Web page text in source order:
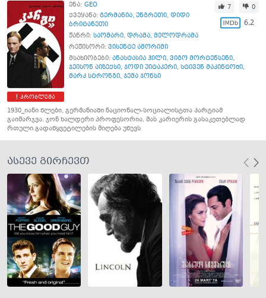
პრობლემა
ენა: GEO
ქვეყანა: გერმანია, უნგრეთი, დიდი
ბრიტანეთი
7 0
6.2
ჟანრი: საომარი, დრამა, მელოდრამა
რეჟისორი: ვისენტე ამორიმი
მსახიობები: ანასტასია ჰილი, ვიგო მორტენსენი,
ჯეისონ აიზექსი, ჯოდი უიტაკერი, სტივენ მაკინტოში,
მარკ სტრონგი, ჯემა ჯონსი
1930_იანი წლები, გერმანიაში ნაციონალ-სოციალისტთა პარტიამ
გაიმარჯვა. ჯონ ხალდერი პროფესორია, მას კარიერის გასაკეთებლად
რთული გადაწყვეტილების მიღება უწევს
ასევე გირჩევთ